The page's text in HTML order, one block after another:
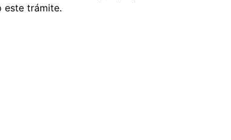
este trámite.